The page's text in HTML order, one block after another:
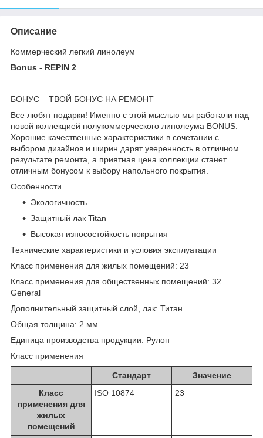
Описание
Коммерческий легкий линолеум
Bonus - REPIN 2
БОНУС – ТВОЙ БОНУС НА РЕМОНТ
Все любят подарки! Именно с этой мыслью мы работали над
новой коллекцией полукоммерческого линолеума BONUS.
Хорошие качественные характеристики в сочетании с
выбором дизайнов и ширин дарят уверенность в отличном
результате ремонта, а приятная цена коллекции станет
отличным бонусом к выбору напольного покрытия.
Особенности
Экологичность
Защитный лак Titan
Высокая износостойкость покрытия
Технические характеристики и условия эксплуатации
Класс применения для жилых помещений: 23
Класс применения для общественных помещений: 32
General
Дополнительный защитный слой, лак: Титан
Общая толщина: 2 мм
Единица производства продукции: Рулон
Класс применения
Стандарт
Значение
Класс
применения для
жилых
помещений
ISO 10874 23